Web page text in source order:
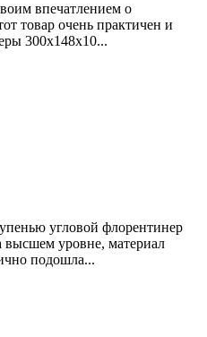
впечатлением о
товар очень практичен и
300х148х10...
угловой флорентинер
высшем уровне, материал
подошла...